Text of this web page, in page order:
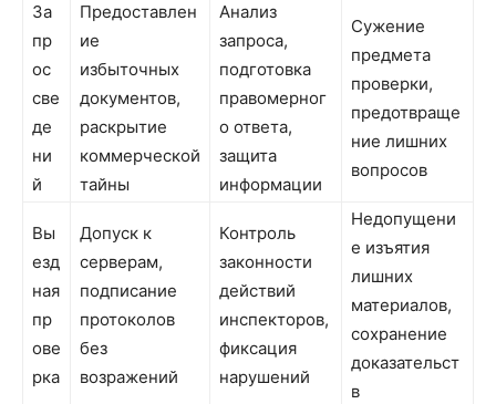
За
пр
ос
све
де
ни
й
Предоставлен
ие
избыточных
документов,
раскрытие
коммерческой
тайны
Анализ
запроса,
подготовка
правомерног
о ответа,
защита
информации
Сужение
предмета
проверки,
предотвраще
ние лишних
вопросов
Вы
езд
ная
пр
ове
рка
Допуск к
серверам,
подписание
протоколов
без
возражений
Контроль
законности
действий
инспекторов,
фиксация
нарушений
Недопущени
е изъятия
лишних
материалов,
сохранение
доказательст
в